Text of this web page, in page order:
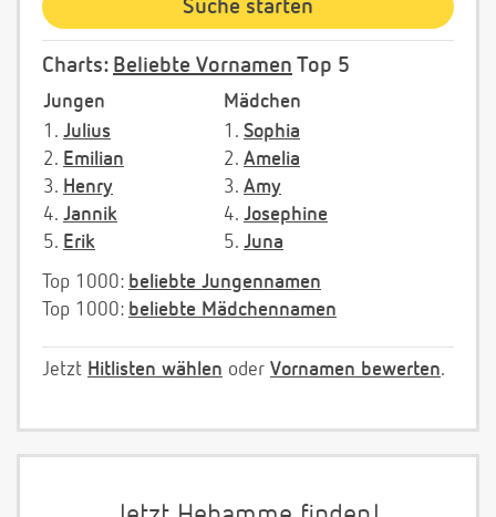
Charts: Beliebte Vornamen Top 5
Jungen
Mädchen
1. Julius
2. Emilian
3. Henry
4. Jannik
5. Erik
1. Sophia
2. Amelia
3. Amy
4. Josephine
5. Juna
Top 1000: beliebte Jungennamen
Top 1000: beliebte Mädchennamen
Jetzt Hitlisten wählen oder Vornamen bewerten.